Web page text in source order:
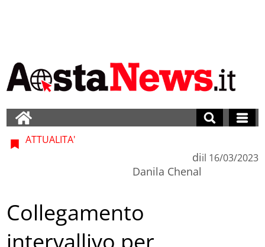
ATTUALITA'
di
Danila Chenal
il 16/03/2023
Collegamento